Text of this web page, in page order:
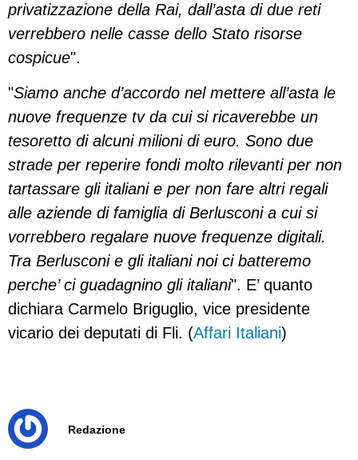
privatizzazione della Rai, dall’asta di due reti
verrebbero nelle casse dello Stato risorse
cospicue".
"Siamo anche d’accordo nel mettere all’asta le
nuove frequenze tv da cui si ricaverebbe un
tesoretto di alcuni milioni di euro. Sono due
strade per reperire fondi molto rilevanti per non
tartassare gli italiani e per non fare altri regali
alle aziende di famiglia di Berlusconi a cui si
vorrebbero regalare nuove frequenze digitali.
Tra Berlusconi e gli italiani noi ci batteremo
perche’ ci guadagnino gli italiani". E’ quanto
dichiara Carmelo Briguglio, vice presidente
vicario dei deputati di Fli. (Affari Italiani)
Redazione